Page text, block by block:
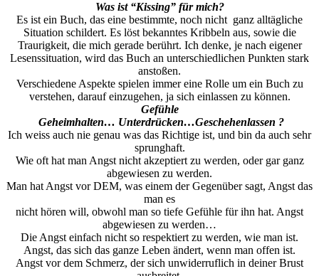
Was ist “Kissing” für mich?
Es ist ein Buch, das eine bestimmte, noch nicht ganz alltägliche
Situation schildert. Es löst bekanntes Kribbeln aus, sowie die
Traurigkeit, die mich gerade berührt. Ich denke, je nach eigener
Lesenssituation, wird das Buch an unterschiedlichen Punkten stark
anstoßen.
Verschiedene Aspekte spielen immer eine Rolle um ein Buch zu
verstehen, darauf einzugehen, ja sich einlassen zu können.
Gefühle
Geheimhalten… Unterdrücken…Geschehenlassen ?
Ich weiss auch nie genau was das Richtige ist, und bin da auch sehr
sprunghaft.
Wie oft hat man Angst nicht akzeptiert zu werden, oder gar ganz
abgewiesen zu werden.
Man hat Angst vor DEM, was einem der Gegenüber sagt, Angst das
man es
nicht hören will, obwohl man so tiefe Gefühle für ihn hat. Angst
abgewiesen zu werden…
Die Angst einfach nicht so respektiert zu werden, wie man ist.
Angst, das sich das ganze Leben ändert, wenn man offen ist.
Angst vor dem Schmerz, der sich unwiderruflich in deiner Brust